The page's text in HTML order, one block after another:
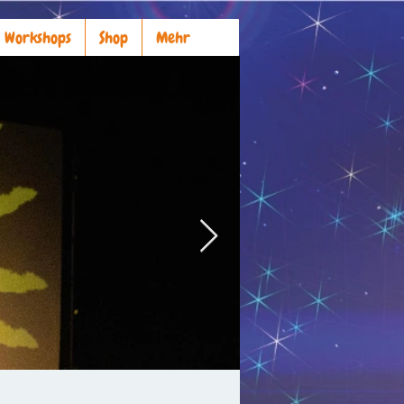
Workshops Shop Mehr